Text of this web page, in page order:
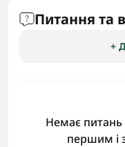
Питання та
+
Немає питань
першим і